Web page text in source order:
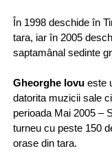
În 1998 deschide în
tara, iar în 2005
saptamânal sedinte
Gheorghe Iovu este
datorita muzicii sale
perioada Mai 2005 –
turneu cu peste 150
orase din tara.